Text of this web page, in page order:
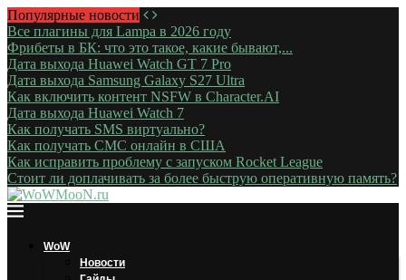
Популярные новости
Все плагины для Lampa в 2026 году
Фрибеты в БК: что это такое, какие бывают,...
Дата выхода Huawei Watch GT 7 Pro
Дата выхода Samsung Galaxy S27 Ultra
Как включить контент NSFW в Character.AI
Дата выхода Huawei Watch 7
Как получать SMS виртуально?
Как получать СМС онлайн в США
Как исправить проблему с запуском Rocket League
Стоит ли доплачивать за более быструю оперативную память?
WoW
Новости